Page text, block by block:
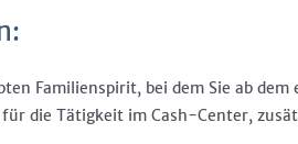
Familienspirit, bei dem Sie ab
die Tätigkeit im Cash-Center,